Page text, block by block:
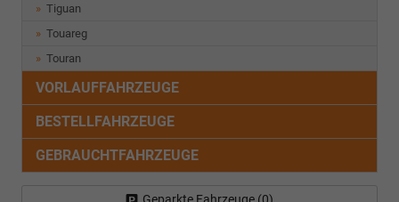
Tiguan
Touareg
Touran
VORLAUFFAHRZEUGE
BESTELLFAHRZEUGE
GEBRAUCHTFAHRZEUGE
Geparkte Fahrzeuge (0)